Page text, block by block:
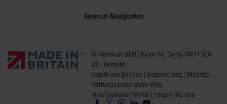
Keencut-Neuigkeiten
Ⓒ Keencut 2020 | Baird Rd, Corby NN17 5ZA
UK | Kontakt |
Estellt von DeType | Datenschutz | Website-
Haftungsausschluss Web
Rueckgabeverfahren | Folgen Sie uns